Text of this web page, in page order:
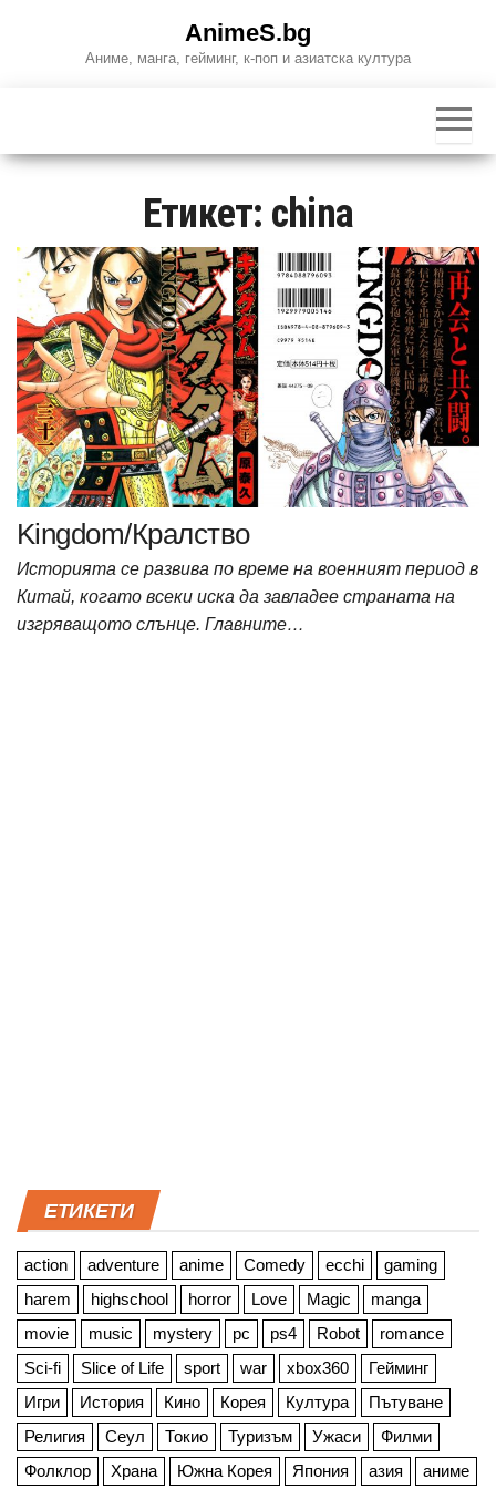
AnimeS.bg
Аниме, манга, гейминг, к-поп и азиатска култура
Етикет: china
Kingdom/Кралство
Историята се развива по време на военният период в
Китай, когато всеки иска да завладее страната на
изгряващото слънце. Главните…
ЕТИКЕТИ
action adventure anime Comedy ecchi
gaming
harem
highschool horror Love Magic
manga
movie
music mystery pc ps4 Robot
romance
Sci-fi
Slice of Life sport war xbox360
Гейминг
Игри
История Кино Корея Култура
Пътуване
Религия
Сеул Токио Туризъм Ужаси
Филми
Фолклор
Храна Южна Корея Япония азия аниме